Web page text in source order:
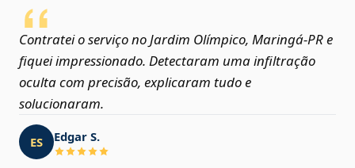
Contratei o serviço no Jardim Olímpico, Maringá‑PR e
fiquei impressionado. Detectaram uma infiltração
oculta com precisão, explicaram tudo e
solucionaram.
ES Edgar S.